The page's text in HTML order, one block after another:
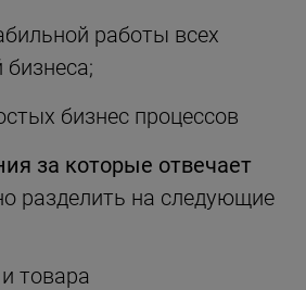
работы всех
бизнес процессов
за которые отвечает
разделить на следующие
товара